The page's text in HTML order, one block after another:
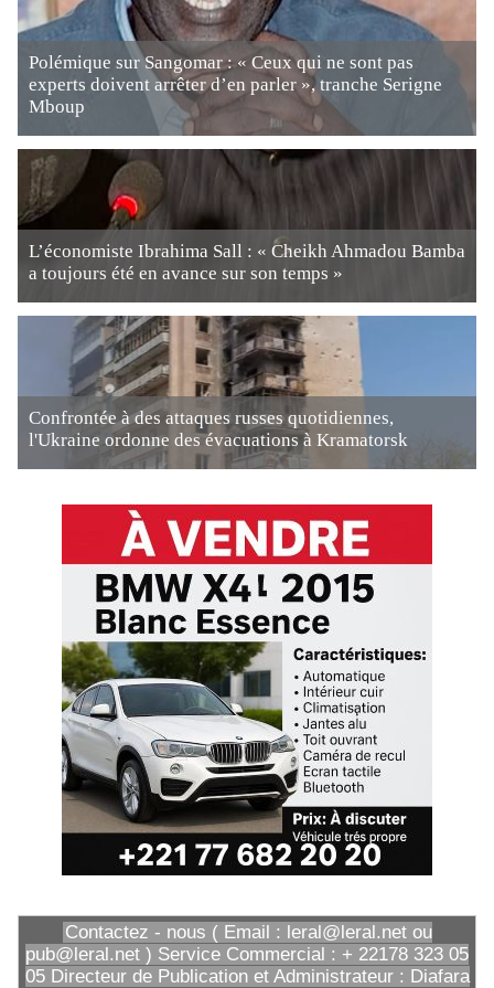
Polémique sur Sangomar : « Ceux qui ne sont pas
experts doivent arrêter d’en parler », tranche Serigne
Mboup
L’économiste Ibrahima Sall : « Cheikh Ahmadou Bamba
a toujours été en avance sur son temps »
Confrontée à des attaques russes quotidiennes,
l'Ukraine ordonne des évacuations à Kramatorsk
Contactez - nous ( Email : leral@leral.net ou
pub@leral.net ) Service Commercial : + 22178 323 05
05 Directeur de Publication et Administrateur : Diafara